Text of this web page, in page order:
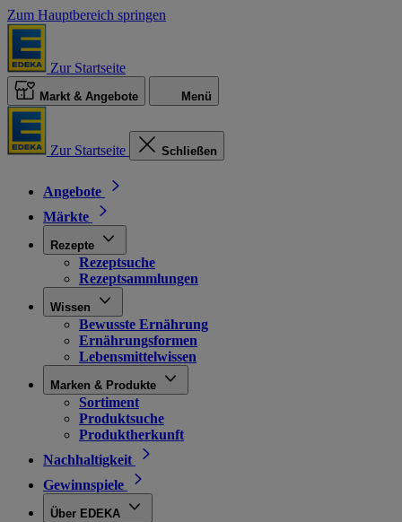
Zum Hauptbereich springen
Zur Startseite
Markt & Angebote Menü
Zur Startseite Schließen
Angebote
Märkte
Rezepte
Rezeptsuche
Rezeptsammlungen
Wissen
Bewusste Ernährung
Ernährungsformen
Lebensmittelwissen
Marken & Produkte
Sortiment
Produktsuche
Produktherkunft
Nachhaltigkeit
Gewinnspiele
Über EDEKA